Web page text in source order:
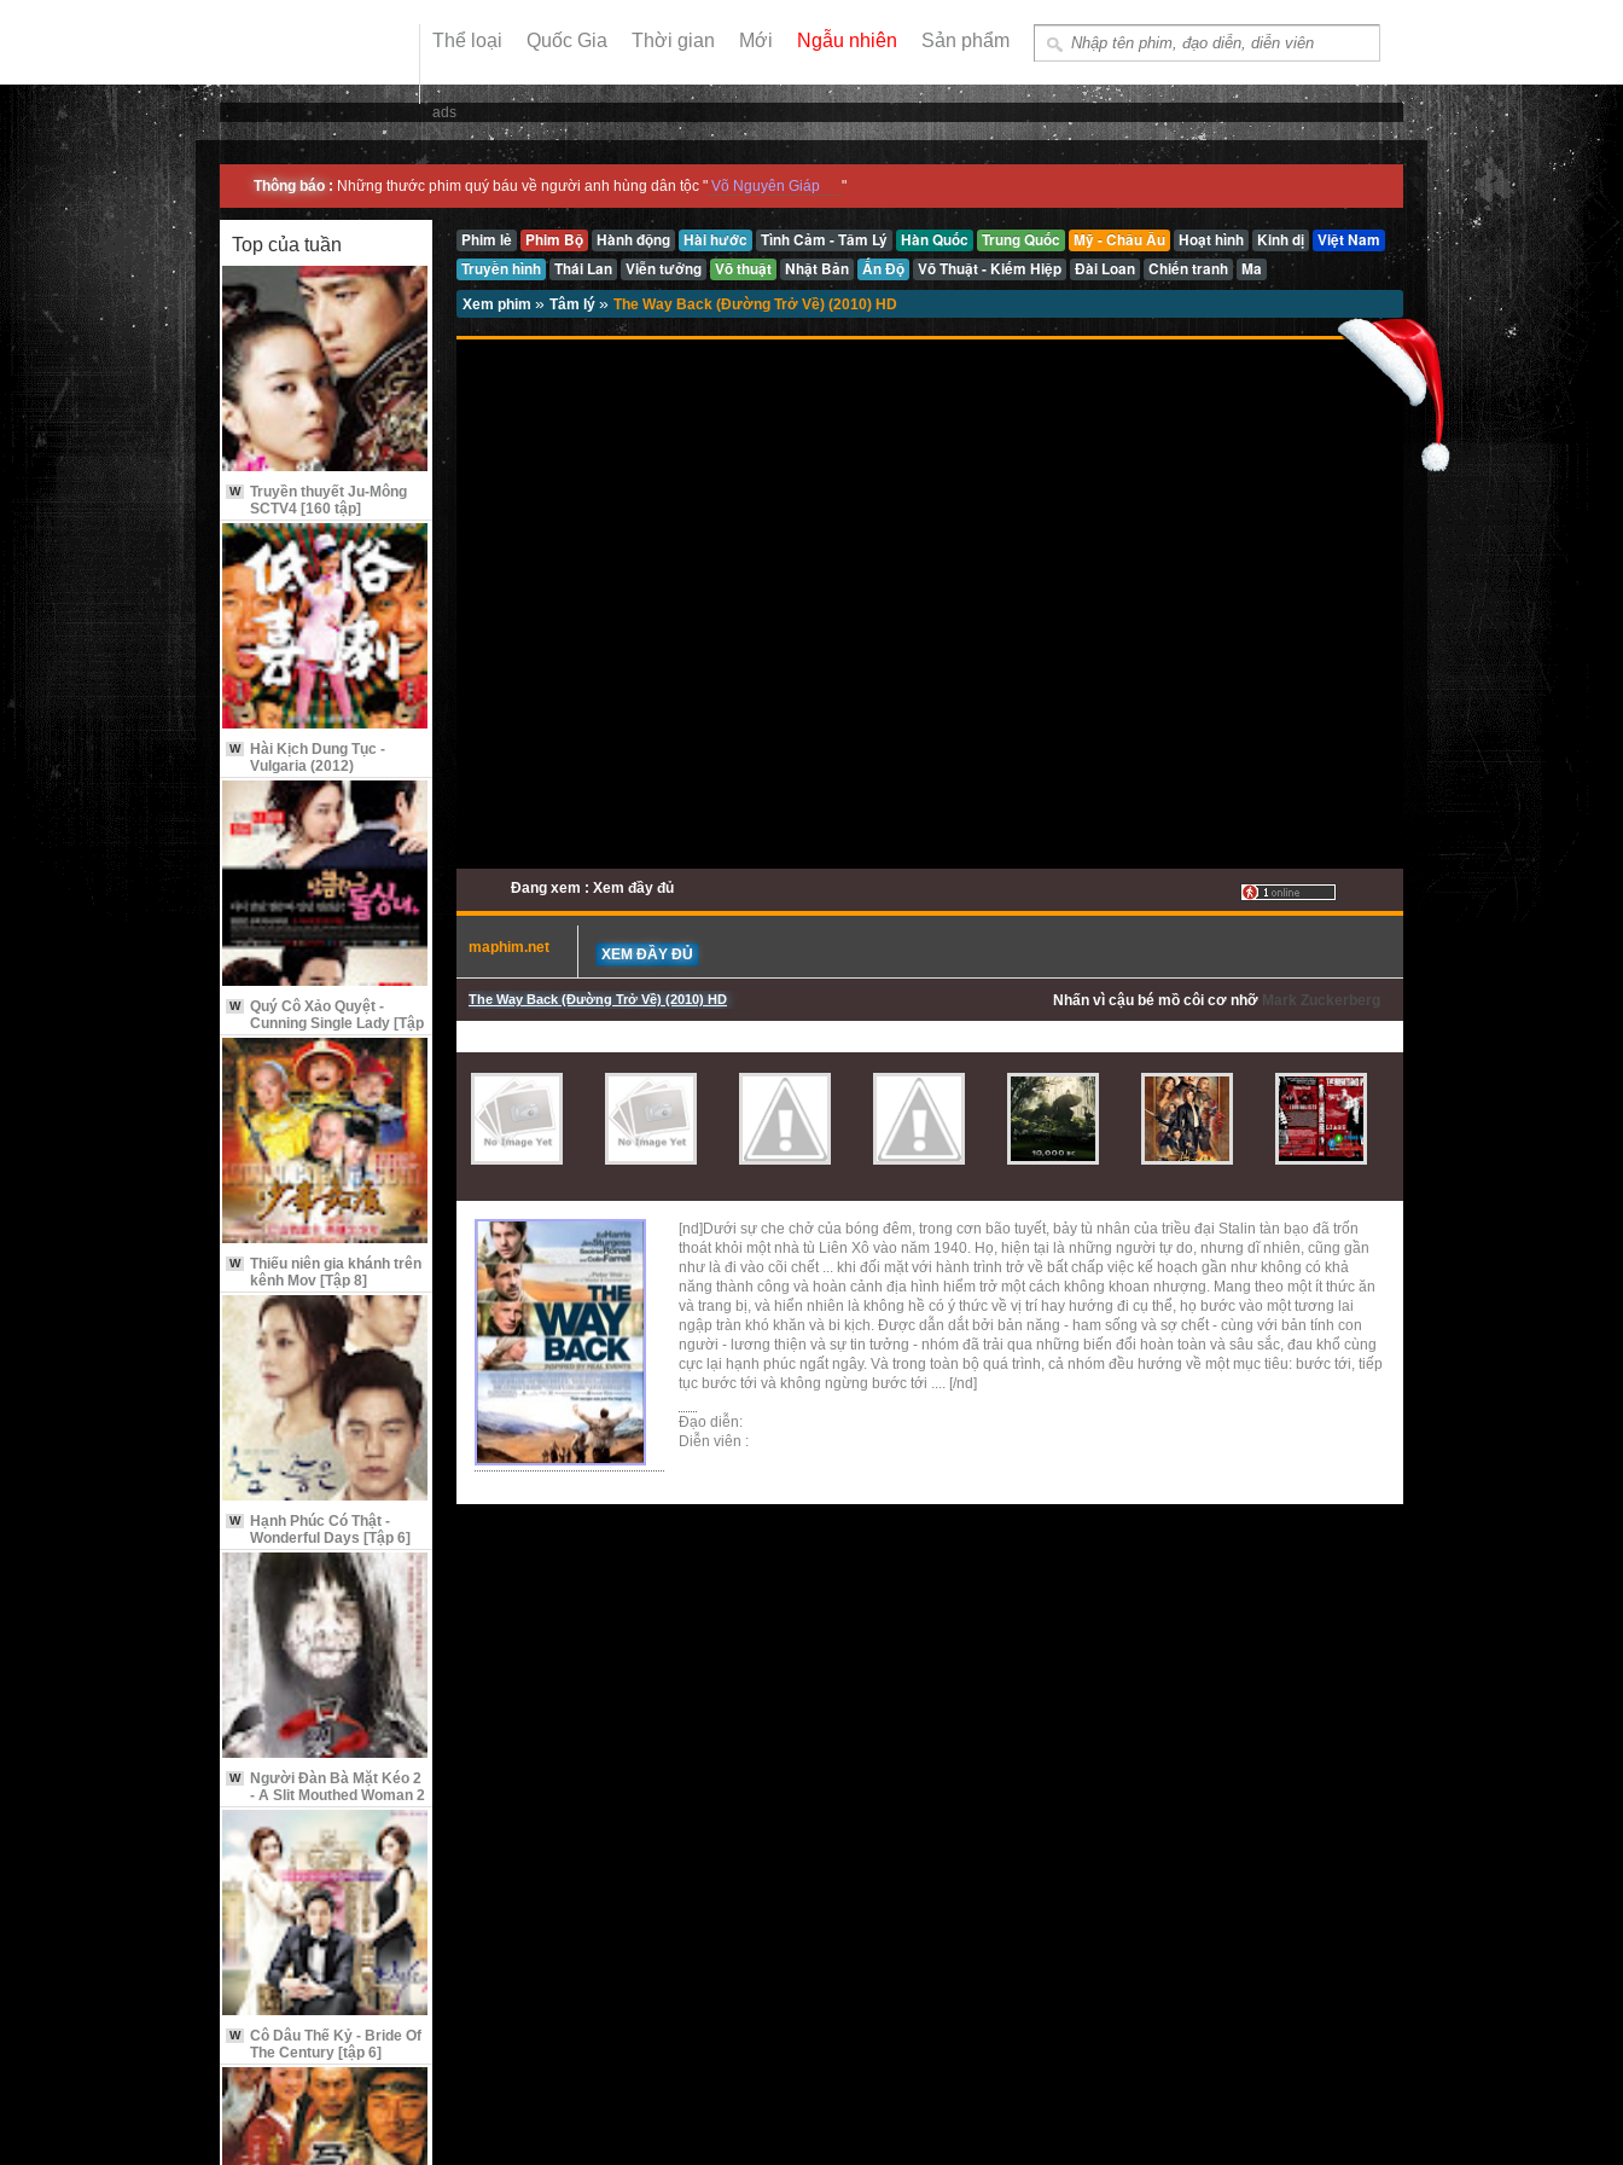
Thể loại Quốc Gia Thời gian Mới Ngẫu nhiên Sản phẩm
ads
Thông báo : Những thước phim quý báu về người anh hùng dân tộc " Võ Nguyên Giáp "
Top của tuần
W
Truyền thuyết Ju-Mông
SCTV4 [160 tập]
W
Hài Kịch Dung Tục -
Vulgaria (2012)
W
Quý Cô Xảo Quyệt -
Cunning Single Lady [Tập
9 Vietsub]
W
Thiếu niên gia khánh trên
kênh Mov [Tập 8]
W
Hạnh Phúc Có Thật -
Wonderful Days [Tập 6]
W
Người Đàn Bà Mặt Kéo 2
- A Slit Mouthed Woman 2
W
Cô Dâu Thế Kỷ - Bride Of
The Century [tập 6]
Phim lẻ Phim Bộ Hành động Hài hước Tình Cảm - Tâm Lý Hàn Quốc Trung Quốc Mỹ - Châu Âu Hoạt hình Kinh dị
Việt Nam
Truyền hình
Thái Lan Viễn tưởng Võ thuật Nhật Bản Ấn Độ Võ Thuật - Kiếm Hiệp Đài Loan Chiến tranh Ma
Xem phim » Tâm lý » The Way Back (Đường Trở Về) (2010) HD
Đang xem : Xem đầy đủ
maphim.net XEM ĐẦY ĐỦ
The Way Back (Đường Trở Về) (2010) HD Nhấn vì cậu bé mồ côi cơ nhỡ Mark Zuckerberg
[nd] Dưới sự che chở của bóng đêm, trong cơn bão tuyết, bảy tù nhân của triều đại Stalin tàn bạo đã trốn
thoát khỏi một nhà tù Liên Xô vào năm 1940. Họ, hiện tại là những người tự do, nhưng dĩ nhiên, cũng gần
như là đi vào cõi chết ... khi đối mặt với hành trình trở về bất chấp việc kế hoạch gần như không có khả
năng thành công và hoàn cảnh địa hình hiểm trở một cách không khoan nhượng. Mang theo một ít thức ăn
và trang bị, và hiển nhiên là không hề có ý thức về vị trí hay hướng đi cụ thể, họ bước vào một tương lai
ngập tràn khó khăn và bi kịch. Được dẫn dắt bởi bản năng - ham sống và sợ chết - cùng với bản tính con
người - lương thiện và sự tin tưởng - nhóm đã trải qua những biến đổi hoàn toàn và sâu sắc, đau khổ cùng
cực lại hạnh phúc ngất ngây. Và trong toàn bộ quá trình, cả nhóm đều hướng về một mục tiêu: bước tới, tiếp
tục bước tới và không ngừng bước tới .... [/nd]
Đạo diễn:
Diễn viên :